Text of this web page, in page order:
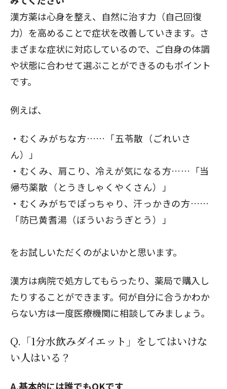
漢方薬は心身を整え、自然に治す力（自己回復
力）を高めることで症状を改善していきます。さ
まざまな症状に対応しているので、ご自身の体調
や状態に合わせて選ぶことができるのもポイント
です。
例えば、
むくみがちな方……「五苓散（ごれいさ
ん）」
むくみ、肩こり、冷えが気になる方……「当
帰芍薬散（とうきしゃくやくさん）」
むくみがちでぽっちゃり、汗っかきの方……
「防已黄耆湯（ぼういおうぎとう）」
をお試しいただくのがよいかと思います。
漢方は病院で処方してもらったり、薬局で購入し
たりすることができます。何が自分に合うかわか
らない方は一度医療機関に相談してみましょう。
Q.「1分水飲みダイエット」をしてはいけな
い人はいる？
A.基本的には誰でもOKです